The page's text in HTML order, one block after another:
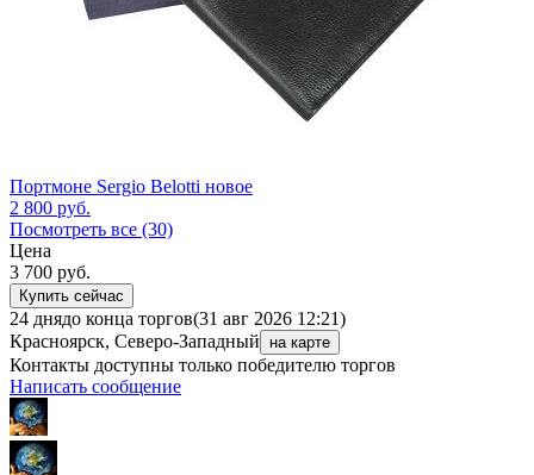
Портмоне Sergio Belotti новое
2 800 руб.
Посмотреть все (30)
Цена
3 700 руб.
Купить сейчас
24 днядо конца торгов(31 авг 2026 12:21)
Красноярск, Северо-Западный
на карте
Контакты доступны только победителю торгов
Написать сообщение